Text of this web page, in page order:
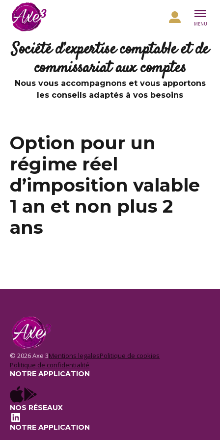
Aller au contenu
MENU
Société d’expertise comptable et de
commissariat aux comptes
Nous vous accompagnons et vous apportons
les conseils adaptés à vos besoins
Option pour un
régime réel
d’imposition valable
1 an et non plus 2
ans
© 2026 Axe 3Mentions legalesPolitique de cookies
Politique de confidentialité
NOTRE APPLICATION
NOS RÉSEAUX
LinkedIn
NOTRE APPLICATION